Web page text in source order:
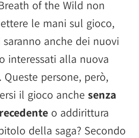
of the Wild non
le mani sul gioco,
anche dei nuovi
interessati alla nuova
persone, però,
il gioco anche senza
o addirittura
della saga? Secondo